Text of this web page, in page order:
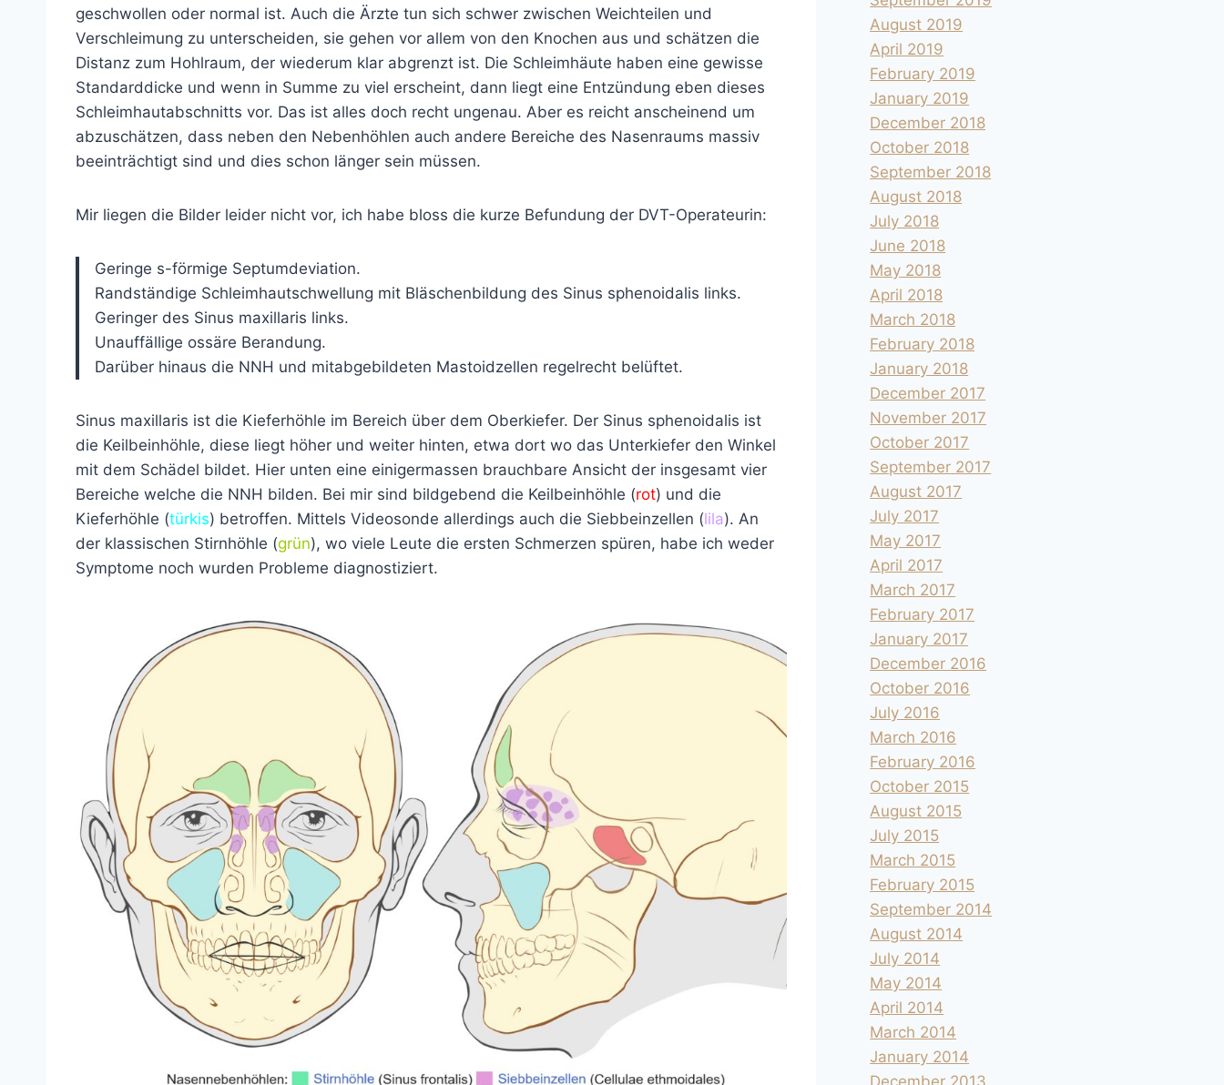
geschwollen oder normal ist. Auch die Ärzte tun sich schwer zwischen Weichteilen und
Verschleimung zu unterscheiden, sie gehen vor allem von den Knochen aus und schätzen die
Distanz zum Hohlraum, der wiederum klar abgrenzt ist. Die Schleimhäute haben eine gewisse
Standarddicke und wenn in Summe zu viel erscheint, dann liegt eine Entzündung eben dieses
Schleimhautabschnitts vor. Das ist alles doch recht ungenau. Aber es reicht anscheinend um
abzuschätzen, dass neben den Nebenhöhlen auch andere Bereiche des Nasenraums massiv
beeinträchtigt sind und dies schon länger sein müssen.
Mir liegen die Bilder leider nicht vor, ich habe bloss die kurze Befundung der DVT-Operateurin:
Geringe s-förmige Septumdeviation.
Randständige Schleimhautschwellung mit Bläschenbildung des Sinus sphenoidalis links.
Geringer des Sinus maxillaris links.
Unauffällige ossäre Berandung.
Darüber hinaus die NNH und mitabgebildeten Mastoidzellen regelrecht belüftet.
Sinus maxillaris ist die Kieferhöhle im Bereich über dem Oberkiefer. Der Sinus sphenoidalis ist
die Keilbeinhöhle, diese liegt höher und weiter hinten, etwa dort wo das Unterkiefer den Winkel
mit dem Schädel bildet. Hier unten eine einigermassen brauchbare Ansicht der insgesamt vier
Bereiche welche die NNH bilden. Bei mir sind bildgebend die Keilbeinhöhle (rot) und die
Kieferhöhle (türkis) betroffen. Mittels Videosonde allerdings auch die Siebbeinzellen (lila). An
der klassischen Stirnhöhle (grün), wo viele Leute die ersten Schmerzen spüren, habe ich weder
Symptome noch wurden Probleme diagnostiziert.
August 2019
April 2019
February 2019
January 2019
December 2018
October 2018
September 2018
August 2018
July 2018
June 2018
May 2018
April 2018
March 2018
February 2018
January 2018
December 2017
November 2017
October 2017
September 2017
August 2017
July 2017
May 2017
April 2017
March 2017
February 2017
January 2017
December 2016
October 2016
July 2016
March 2016
February 2016
October 2015
August 2015
July 2015
March 2015
February 2015
September 2014
August 2014
July 2014
May 2014
April 2014
March 2014
January 2014
December 2013